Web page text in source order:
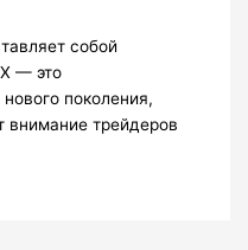
собой
— это
поколения,
внимание трейдеров